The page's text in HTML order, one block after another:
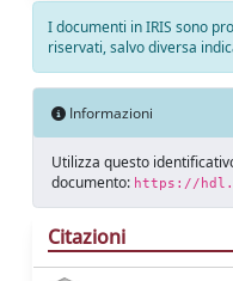
I documenti in IRIS sono
riservati, salvo diversa
Informazioni
Utilizza questo
documento: https://
Citazioni